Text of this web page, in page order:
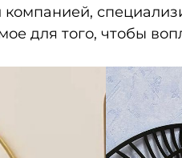
для того, чтобы